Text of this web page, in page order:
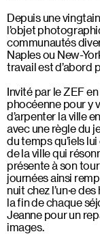
Depuis une
l’objet
communautés
Naples ou New-
travail est d’abord
Invité par le ZEF
phocéenne pour y
d’arpenter la ville
avec une règle du
du temps qu’iels
de la ville qui
présente à son
journées ainsi
nuit chez l’un·e
la fin de chaque
Jeanne pour un
images.